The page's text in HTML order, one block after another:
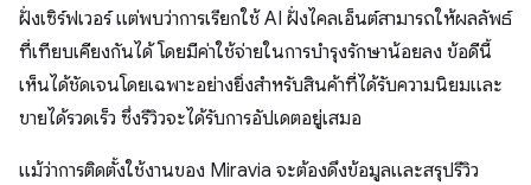
ฝั่งเซิร์ฟเวอร์ แต่พบว่าการเรียกใช้ AI ฝั่งไคลเอ็นต์สามารถให้ผลลัพธ์
ที่เทียบเคียงกันได้ โดยมีค่าใช้จ่ายในการบำรุงรักษาน้อยลง ข้อดีนี้
เห็นได้ชัดเจนโดยเฉพาะอย่างยิ่งสำหรับสินค้าที่ได้รับความนิยมและ
ขายได้รวดเร็ว ซึ่งรีวิวจะได้รับการอัปเดตอยู่เสมอ
แม้ว่าการติดตั้งใช้งานของ Miravia จะต้องดึงข้อมูลและสรุปรีวิว